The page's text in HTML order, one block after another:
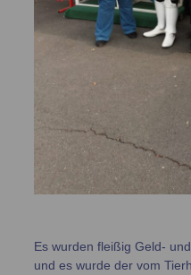
Es wurden fleißig Geld-
und es wurde der vom